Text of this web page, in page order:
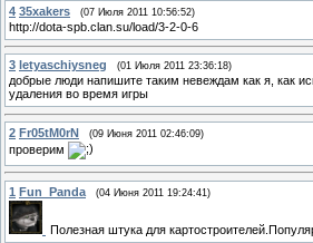
4 35xakers (07 Июля 2011 10:56:52)
http://dota-spb.clan.su/load/3-2-0-6
3 letyaschiysneg (01 Июля 2011 23:36:18)
добрые люди напишите таким невеждам как я, как
удаления во время игры
2 Fr05tM0rN (09 Июня 2011 02:46:09)
проверим
1 Fun_Panda (04 Июня 2011 19:24:41)
Полезная штука для